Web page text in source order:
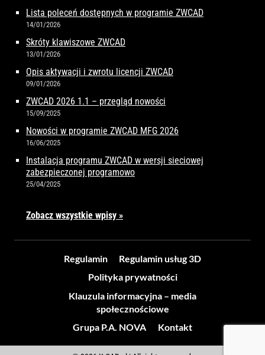
Lista poleceń dostępnych w programie ZWCAD
14/01/2026
Skróty klawiszowe ZWCAD
13/01/2026
Opis aktywacji i zwrotu licencji ZWCAD
09/01/2026
ZWCAD 2026 1.1 – przegląd nowości
15/09/2025
Nowości w programie ZWCAD MFG 2026
16/06/2025
Instalacja programu ZWCAD w wersji sieciowej
zabezpieczonej programowo
25/04/2025
Zobacz wszystkie wpisy »
Regulamin
Regulamin usług 3D
Polityka prywatności
Klauzula informacyjna – media
społecznościowe
Grupa P.A. NOVA
Kontakt